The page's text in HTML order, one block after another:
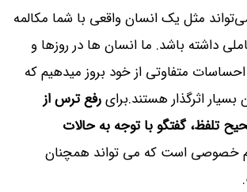
مثل یک انسان واقعی با شما مکالمه
داشته باشد. ما انسان ها در روزها و
متفاوتی از خود بروز میدهیم که
بسیار اثرگذار هستند.برایرفع ترس از
تلفظ، گفتگو با توجه به حالات
خصوصی است که می تواند همچنان